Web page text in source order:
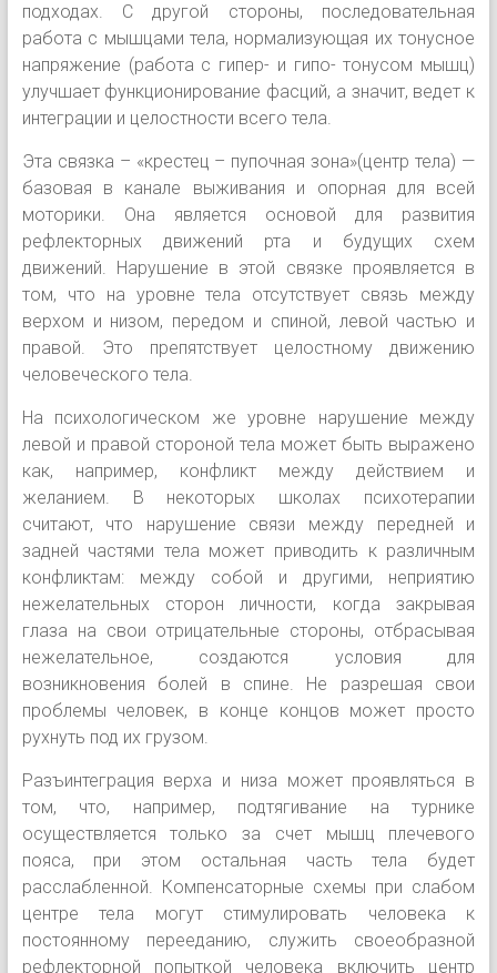
подходах. С другой стороны, последовательная
работа с мышцами тела, нормализующая их тонусное
напряжение (работа с гипер- и гипо- тонусом мышц)
улучшает функционирование фасций, а значит, ведет к
интеграции и целостности всего тела.
Эта связка – «крестец – пупочная зона»(центр тела) —
базовая в канале выживания и опорная для всей
моторики. Она является основой для развития
рефлекторных движений рта и будущих схем
движений. Нарушение в этой связке проявляется в
том, что на уровне тела отсутствует связь между
верхом и низом, передом и спиной, левой частью и
правой. Это препятствует целостному движению
человеческого тела.
На психологическом же уровне нарушение между
левой и правой стороной тела может быть выражено
как, например, конфликт между действием и
желанием. В некоторых школах психотерапии
считают, что нарушение связи между передней и
задней частями тела может приводить к различным
конфликтам: между собой и другими, неприятию
нежелательных сторон личности, когда закрывая
глаза на свои отрицательные стороны, отбрасывая
нежелательное, создаются условия для
возникновения болей в спине. Не разрешая свои
проблемы человек, в конце концов может просто
рухнуть под их грузом.
Разъинтеграция верха и низа может проявляться в
том, что, например, подтягивание на турнике
осуществляется только за счет мышц плечевого
пояса, при этом остальная часть тела будет
расслабленной. Компенсаторные схемы при слабом
центре тела могут стимулировать человека к
постоянному перееданию, служить своеобразной
рефлекторной попыткой человека включить центр